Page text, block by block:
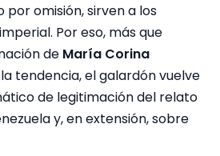
por omisión, sirven a los
Por eso, más que
de María Corina
tendencia, el galardón vuelve
de legitimación del relato
y, en extensión, sobre